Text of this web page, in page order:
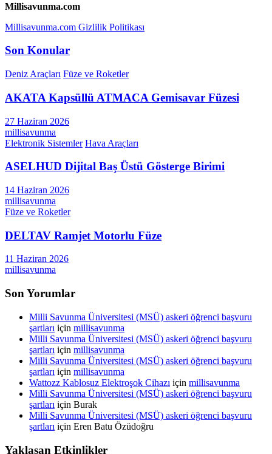
Millisavunma.com
Millisavunma.com Gizlilik Politikası
Son Konular
Deniz Araçları Füze ve Roketler
AKATA Kapsüllü ATMACA Gemisavar Füzesi
27 Haziran 2026
millisavunma
Elektronik Sistemler Hava Araçları
ASELHUD Dijital Baş Üstü Gösterge Birimi
14 Haziran 2026
millisavunma
Füze ve Roketler
DELTAV Ramjet Motorlu Füze
11 Haziran 2026
millisavunma
Son Yorumlar
Milli Savunma Üniversitesi (MSÜ) askeri öğrenci başvuru
şartları için millisavunma
Milli Savunma Üniversitesi (MSÜ) askeri öğrenci başvuru
şartları için millisavunma
Milli Savunma Üniversitesi (MSÜ) askeri öğrenci başvuru
şartları için millisavunma
Wattozz Kablosuz Elektroşok Cihazı için millisavunma
Milli Savunma Üniversitesi (MSÜ) askeri öğrenci başvuru
şartları için Burak
Milli Savunma Üniversitesi (MSÜ) askeri öğrenci başvuru
şartları için Eren Batu Özüdoğru
Yaklaşan Etkinlikler